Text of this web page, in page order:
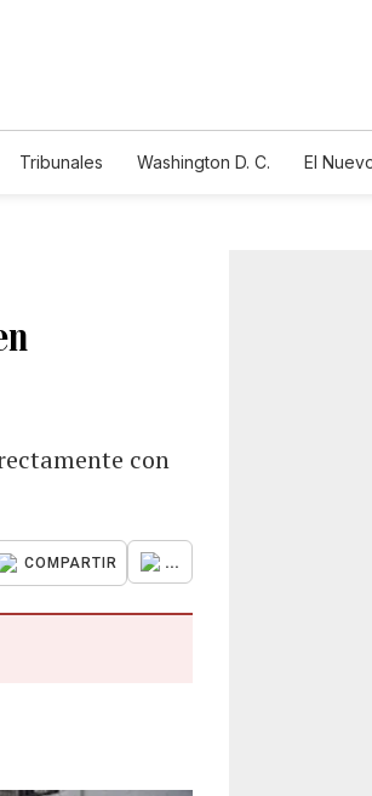
Tribunales Washington D. C.
El
con
COMPARTIR ...